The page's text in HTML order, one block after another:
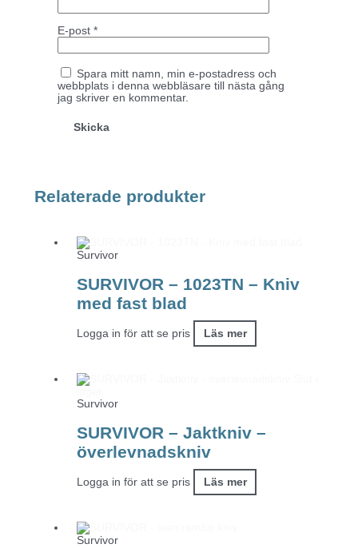
E-post *
Spara mitt namn, min e-postadress och
webbplats i denna webbläsare till nästa gång
jag skriver en kommentar.
Relaterade produkter
Survivor
SURVIVOR – 1023TN – Kniv
med fast blad
Logga in för att se pris Läs mer
Survivor
SURVIVOR – Jaktkniv –
överlevnadskniv
Logga in för att se pris Läs mer
Survivor